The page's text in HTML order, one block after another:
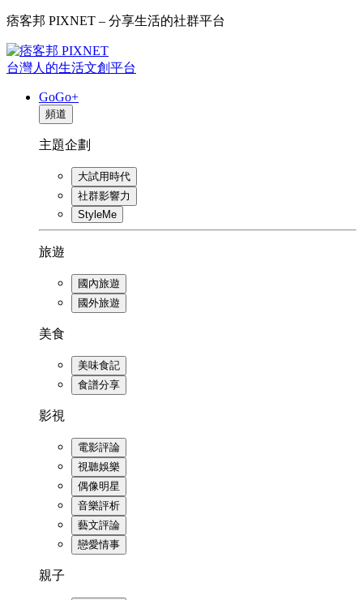
痞客邦 PIXNET – 分享生活的社群平台
台灣人的生活文創平台
GoGo+
頻道
主題企劃
大試用時代
社群影響力
StyleMe
旅遊
國內旅遊
國外旅遊
美食
美味食記
食譜分享
影視
電影評論
視聽娛樂
偶像明星
音樂評析
藝文評論
戀愛情事
親子